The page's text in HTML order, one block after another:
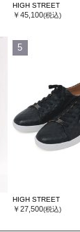
HIGH STREET
￥45,100(税込)
5
HIGH STREET
￥27,500(税込)